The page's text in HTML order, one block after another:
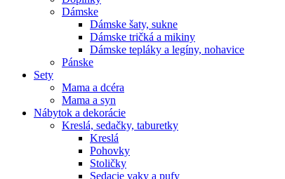
Dámske
Dámske šaty, sukne
Dámske tričká a mikiny
Dámske tepláky a legíny, nohavice
Pánske
Sety
Mama a dcéra
Mama a syn
Nábytok a dekorácie
Kreslá, sedačky, taburetky
Kreslá
Pohovky
Stoličky
Sedacie vaky a pufy